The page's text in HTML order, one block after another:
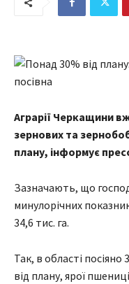
Аграрії Черкащини
зернових та
плану, інформує
Зазначають, що
минулорічних
34,6 тис. га.
Так, в області
від плану, ярої